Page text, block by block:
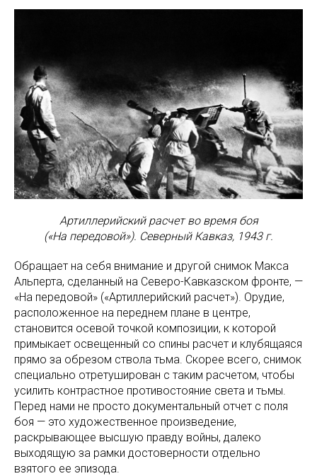
Артиллерийский расчет во время боя
(«На передовой»). Северный Кавказ, 1943 г.
Обращает на себя внимание и другой снимок Макса
Альперта, сделанный на Северо-Кавказском фронте, —
«На передовой» («Артиллерийский расчет»). Орудие,
расположенное на переднем плане в центре,
становится осевой точкой композиции, к которой
примыкает освещенный со спины расчет и клубящаяся
прямо за обрезом ствола тьма. Скорее всего, снимок
специально отретуширован с таким расчетом, чтобы
усилить контрастное противостояние света и тьмы.
Перед нами не просто документальный отчет с поля
боя — это художественное произведение,
раскрывающее высшую правду войны, далеко
выходящую за рамки достоверности отдельно
взятого ее эпизода.